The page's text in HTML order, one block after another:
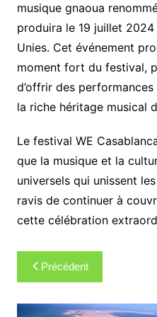
musique gnaoua
produira le 19 juillet
Unies. Cet événement
moment fort du festival,
d’offrir des
la riche héritage musical
Le festival WE
que la musique et la
universels qui unissent
ravis de continuer à
cette célébration
Navigation
de
l’article
Précédent